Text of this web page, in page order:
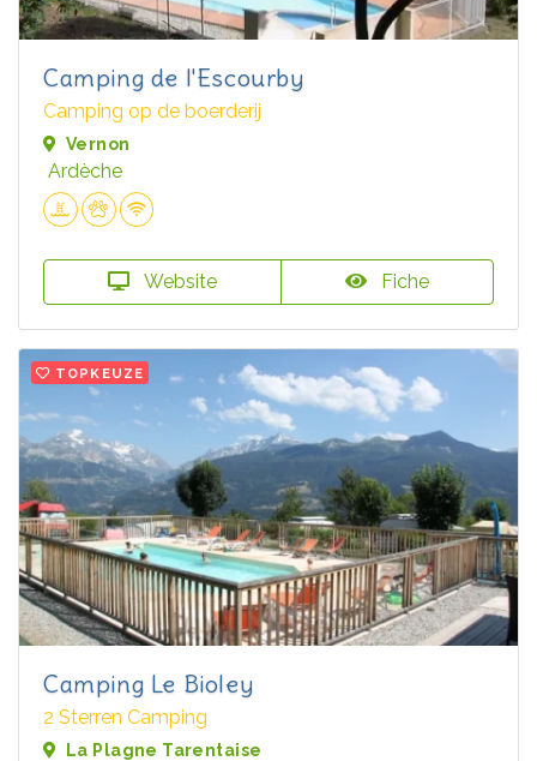
Camping de l'Escourby
Camping op de boerderij
Vernon
Ardèche
Website Fiche
TOPKEUZE
Camping Le Bioley
2 Sterren Camping
La Plagne Tarentaise